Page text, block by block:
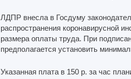
ЛДПР внесла в Госдуму
распространения коронавирусной
размера оплаты труда. При
предполагается установить
Указанная плата в 150 р. за час